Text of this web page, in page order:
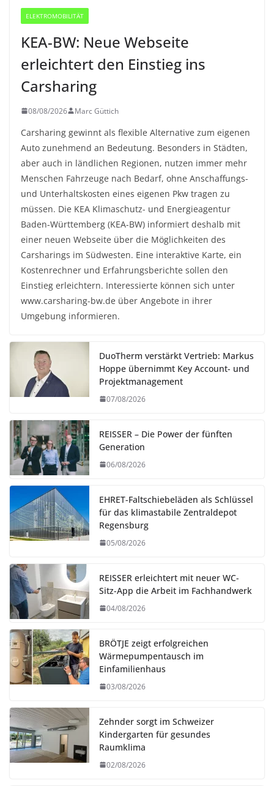
ELEKTROMOBILITÄT
KEA-BW: Neue Webseite
erleichtert den Einstieg ins
Carsharing
08/08/2026 Marc Güttich
Carsharing gewinnt als flexible Alternative zum eigenen
Auto zunehmend an Bedeutung. Besonders in Städten,
aber auch in ländlichen Regionen, nutzen immer mehr
Menschen Fahrzeuge nach Bedarf, ohne Anschaffungs-
und Unterhaltskosten eines eigenen Pkw tragen zu
müssen. Die KEA Klimaschutz- und Energieagentur
Baden-Württemberg (KEA-BW) informiert deshalb mit
einer neuen Webseite über die Möglichkeiten des
Carsharings im Südwesten. Eine interaktive Karte, ein
Kostenrechner und Erfahrungsberichte sollen den
Einstieg erleichtern. Interessierte können sich unter
www.carsharing-bw.de über Angebote in ihrer
Umgebung informieren.
DuoTherm verstärkt Vertrieb: Markus
Hoppe übernimmt Key Account- und
Projektmanagement
07/08/2026
REISSER – Die Power der fünften
Generation
06/08/2026
EHRET-Faltschiebeläden als Schlüssel
für das klimastabile Zentraldepot
Regensburg
05/08/2026
REISSER erleichtert mit neuer WC-
Sitz-App die Arbeit im Fachhandwerk
04/08/2026
BRÖTJE zeigt erfolgreichen
Wärmepumpentausch im
Einfamilienhaus
03/08/2026
Zehnder sorgt im Schweizer
Kindergarten für gesundes
Raumklima
02/08/2026